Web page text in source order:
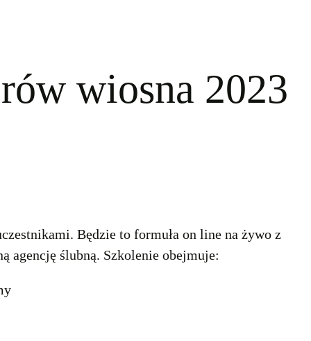
wiosna 2023
Będzie to formuła on line na żywo z
agencję ślubną. Szkolenie obejmuje: